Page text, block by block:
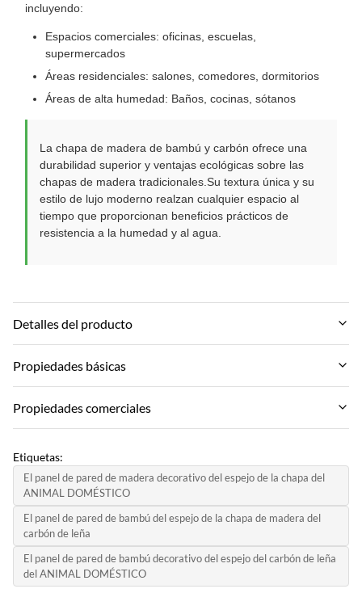
incluyendo:
Espacios comerciales: oficinas, escuelas,
supermercados
Áreas residenciales: salones, comedores, dormitorios
Áreas de alta humedad: Baños, cocinas, sótanos
La chapa de madera de bambú y carbón ofrece una
durabilidad superior y ventajas ecológicas sobre las
chapas de madera tradicionales.Su textura única y su
estilo de lujo moderno realzan cualquier espacio al
tiempo que proporcionan beneficios prácticos de
resistencia a la humedad y al agua.
Detalles del producto
Color:
Function:
Feature:
impermeable, ecológico
Fire Rating:
Nivel B
Design:
Propiedades básicas
Marca:
Modelo de producto:
Chapa de madera de carbón de bambú
Certificado:
SGS
País de origen:
Porcelana
Propiedades comerciales
50 piezas
Método de pago:
L/C, T/T,
Capacidad de suministro:
6000 metros por día
Etiquetas:
El panel de pared de madera decorativo del espejo de la chapa del
ANIMAL DOMÉSTICO
El panel de pared de bambú del espejo de la chapa de madera del
carbón de leña
El panel de pared de bambú decorativo del espejo del carbón de leña
del ANIMAL DOMÉSTICO